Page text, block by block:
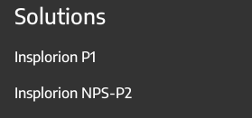
Solutions
Insplorion P1
Insplorion NPS-P2